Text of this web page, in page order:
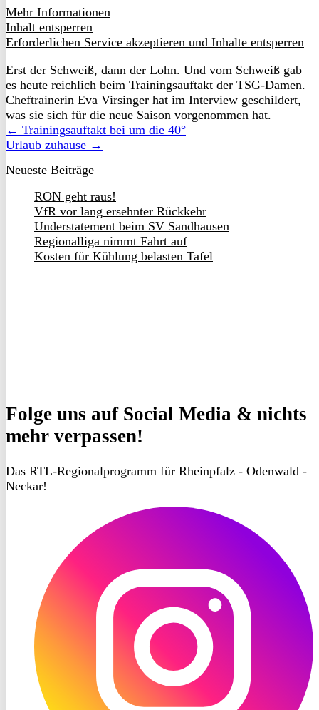
Mehr Informationen
Inhalt entsperren
Erforderlichen Service akzeptieren und Inhalte entsperren
Erst der Schweiß, dann der Lohn. Und vom Schweiß gab
es heute reichlich beim Trainingsauftakt der TSG-Damen.
Cheftrainerin Eva Virsinger hat im Interview geschildert,
was sie sich für die neue Saison vorgenommen hat.
← Trainingsauftakt bei um die 40°
Urlaub zuhause →
Neueste Beiträge
RON geht raus!
VfR vor lang ersehnter Rückkehr
Understatement beim SV Sandhausen
Regionalliga nimmt Fahrt auf
Kosten für Kühlung belasten Tafel
Folge uns auf Social Media & nichts
mehr verpassen!
Das RTL-Regionalprogramm für Rheinpfalz - Odenwald -
Neckar!
Instagram